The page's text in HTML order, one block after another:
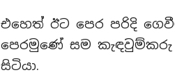
එහෙත් ඊට පෙර පරිදි
පෙරමුණේ සම
සිටියා.